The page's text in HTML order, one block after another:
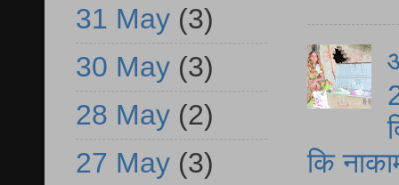
कि
31 May (3)
30 May (3)
28 May (2)
27 May (3)